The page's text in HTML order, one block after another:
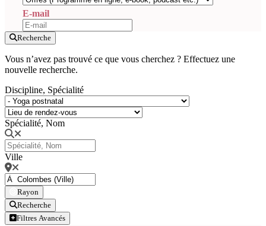
E-mail
Recherche
Vous n’avez pas trouvé ce que vous cherchez ? Effectuez une
nouvelle recherche.
Discipline, Spécialité
Spécialité, Nom
Ville
Rayon
Recherche
Filtres Avancés